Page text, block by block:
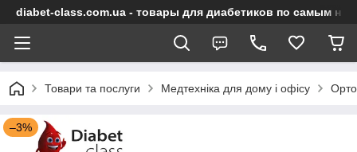
diabet-class.com.ua - товары для диабетиков по самым
Товари та послуги Медтехніка для дому і офісу
–3%